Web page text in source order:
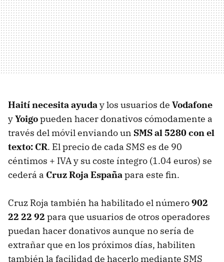
Haití necesita ayuda y los usuarios de Vodafone
yYoigopueden hacer donativos cómodamente a
través del móvil enviando un SMS al 5280 con el
texto: CR. El precio de cada SMS es de 90
céntimos + IVA y su coste íntegro (1.04 euros) se
cederá a Cruz Roja España para este fin.
Cruz Roja también ha habilitado el número902
22 22 92 para que usuarios de otros operadores
puedan hacer donativos aunque no sería de
extrañar que en los próximos días, habiliten
también la facilidad de hacerlo mediante SMS